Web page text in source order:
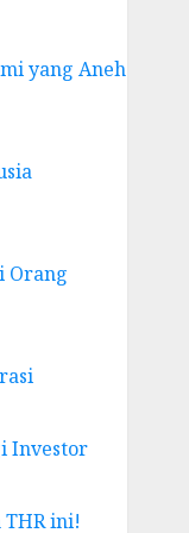
yang Aneh
Orang
Investor
ini!